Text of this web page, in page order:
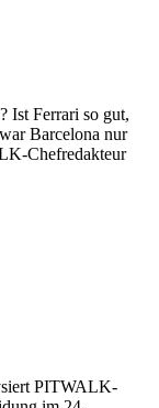
Ist Ferrari so gut,
Barcelona nur
Chefredakteur
PITWALK-